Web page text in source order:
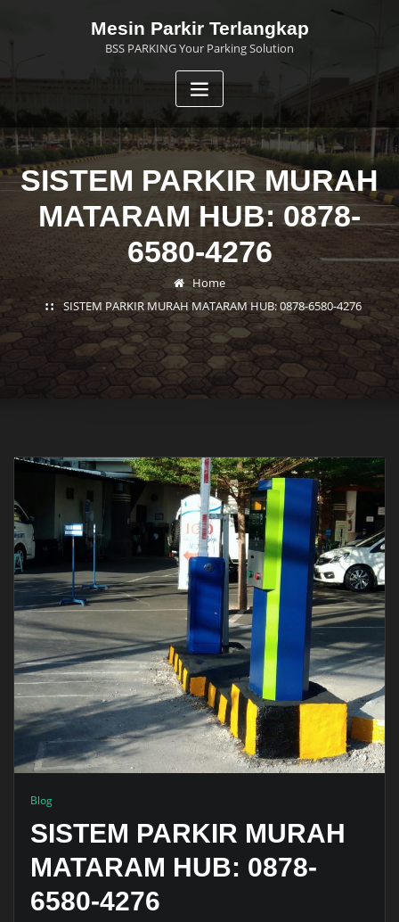
Mesin Parkir Terlangkap
BSS PARKING Your Parking Solution
SISTEM PARKIR MURAH
MATARAM HUB: 0878-
6580-4276
Home
SISTEM PARKIR MURAH MATARAM HUB: 0878-6580-4276
Blog
SISTEM PARKIR MURAH
MATARAM HUB: 0878-
6580-4276